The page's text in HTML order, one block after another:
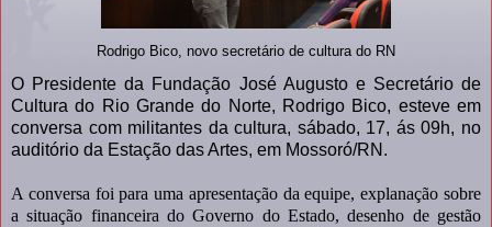
Rodrigo Bico, novo secretário de cultura do RN
O Presidente da Fundação José Augusto e Secretário de
Cultura do Rio Grande do Norte, Rodrigo Bico, esteve em
conversa com militantes da cultura, sábado, 17, ás 09h, no
auditório da Estação das Artes, em Mossoró/RN.
A conversa foi para uma apresentação da equipe, explanação sobre
a situação financeira do Governo do Estado, desenho de gestão